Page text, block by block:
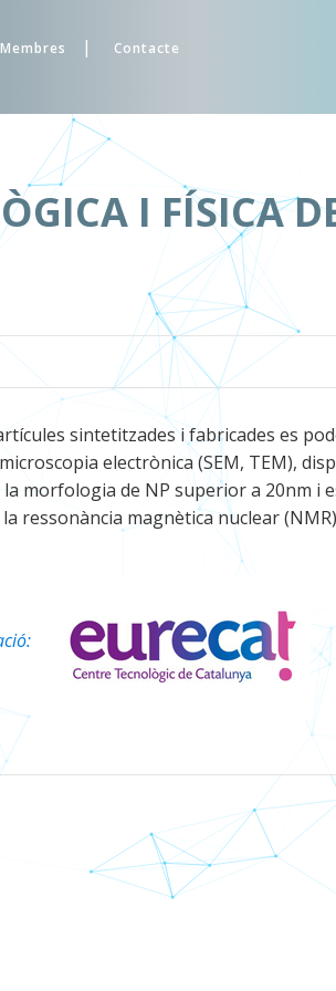
Membres Contacte
I FÍSICA
sintetitzades i fabricades es
electrònica (SEM, TEM),
morfologia de NP superior a 20nm i
ressonància magnètica nuclear